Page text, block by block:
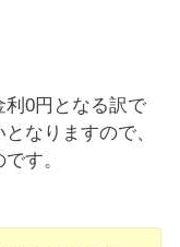
0円となる訳で
なりますので、
す。